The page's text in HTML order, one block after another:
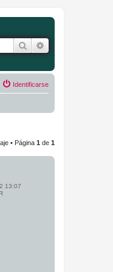
Buscar
Identificarse
• Página 1 de 1
13:07